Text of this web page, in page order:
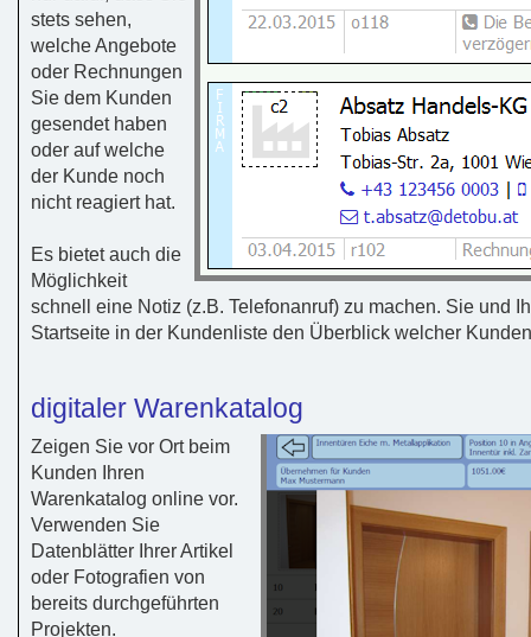
stets sehen,
welche Angebote
oder Rechnungen
Sie dem Kunden
gesendet haben
oder auf welche
der Kunde noch
nicht reagiert hat.
Es bietet auch die
Möglichkeit
schnell eine Notiz (z.B. Telefonanruf) zu machen. Sie und
Startseite in der Kundenliste den Überblick welcher
digitaler Warenkatalog
Zeigen Sie vor Ort beim
Kunden Ihren
Warenkatalog online vor.
Verwenden Sie
Datenblätter Ihrer Artikel
oder Fotografien von
bereits durchgeführten
Projekten.